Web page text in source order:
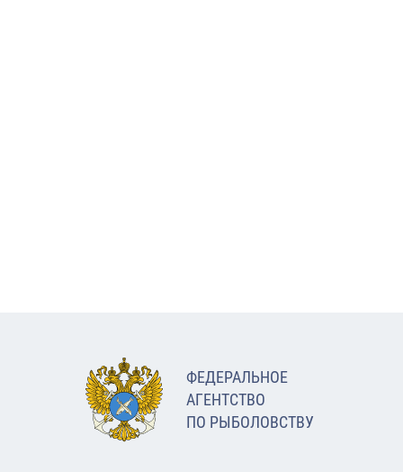
ФЕДЕРАЛЬНОЕ
АГЕНТСТВО
ПО РЫБОЛОВСТВУ